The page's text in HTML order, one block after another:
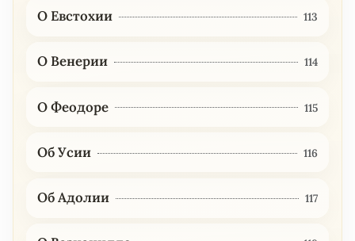
О Евстохии 113
О Венерии 114
О Феодоре 115
Об Усии 116
Об Адолии 117